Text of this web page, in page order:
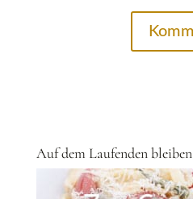
Auf dem Laufenden bleiben